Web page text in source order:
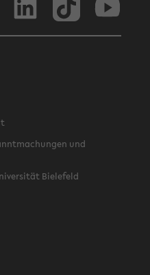
und
Bielefeld